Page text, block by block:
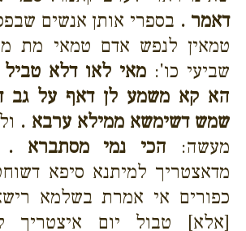
דאמר . בספרי אותן אנשים
טמאין לנפש אדם טמאי מת
שביעי כו': מאי לאו דלא
הא קא משמע לן דאף על גב
שמש דשימשא ממילא ערבא .
מעשה: הכי נמי מסתברא .
מדאצטריך למיתנא סיפא
כפורים אי אמרת בשלמא
[אלא] טבול יום איצטריך